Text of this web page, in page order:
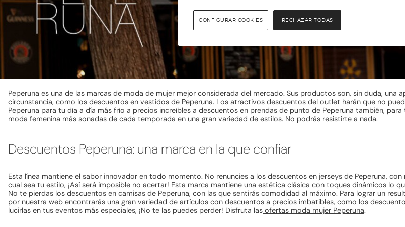
Peperuna es una de las marcas de moda de mujer mejor considerada del mercado. Sus productos son, sin duda,
circunstancia, como los descuentos en vestidos de Peperuna. Los atractivos descuentos del outlet harán que no
Peperuna para tu día a día más frío a precios increíbles a descuentos en prendas de punto de Peperuna también,
moda femenina más sonadas de cada temporada en una gran variedad de estilos. No podrás resistirte a nada.
Descuentos Peperuna: una marca en la que confiar
Esta línea mantiene el sabor innovador en todo momento. No renuncies a los descuentos en jerseys de Peperuna,
cual sea tu estilo, ¡Así será imposible no acertar! Esta marca mantiene una estética clásica con toques dinámicos lo
No te pierdas los descuentos en camisas de Peperuna, con las que sentirás comodidad al máximo. Para lograr un
por nuestra web encontrarás una gran variedad de artículos con descuentos a precios imbatibles, como los
lucirlas en tus eventos más especiales, ¡No te las puedes perder! Disfruta las ofertas moda mujer Peperuna.
RECHAZAR TODAS
CONFIGURAR COOKIES